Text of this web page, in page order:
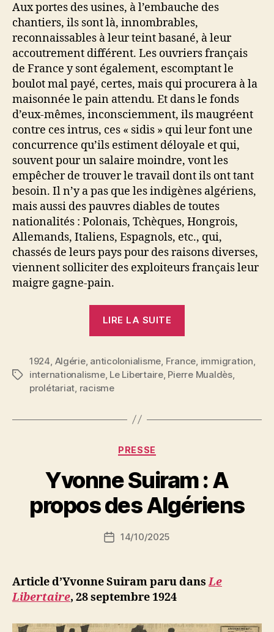
Aux portes des usines, à l’embauche des
chantiers, ils sont là, innombrables,
reconnaissables à leur teint basané, à leur
accoutrement différent. Les ouvriers français
de France y sont également, escomptant le
boulot mal payé, certes, mais qui procurera à la
maisonnée le pain attendu. Et dans le fonds
d’eux-mêmes, inconsciemment, ils maugréent
contre ces intrus, ces « sidis » qui leur font une
concurrence qu’ils estiment déloyale et qui,
souvent pour un salaire moindre, vont les
empêcher de trouver le travail dont ils ont tant
besoin. Il n’y a pas que les indigènes algériens,
mais aussi des pauvres diables de toutes
nationalités : Polonais, Tchèques, Hongrois,
Allemands, Italiens, Espagnols, etc., qui,
chassés de leurs pays pour des raisons diverses,
viennent solliciter des exploiteurs français leur
maigre gagne-pain.
LIRE LA SUITE
« Bicots »
et
Étiquettes
1924 Algérie, anticolonialisme France immigration
internationalisme, Le Libertaire, Pierre Mualdès,
prolétariat racisme
Catégories
PRESSE
Yvonne Suiram : A
propos des Algériens
Auteur
P
a
r
S
N
ji
b
Date14/10/2025
Article d’Yvonne Suiram paru dansLe
Libertaire, 28 septembre 1924